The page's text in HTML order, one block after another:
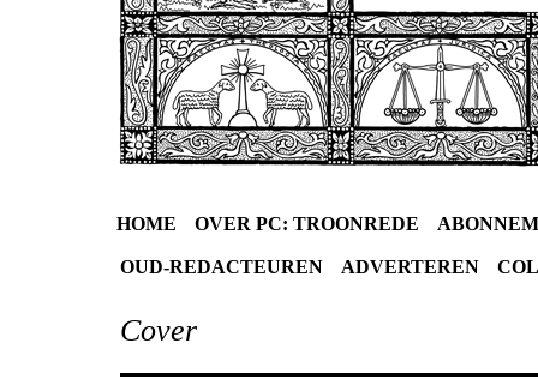
HOME OVER PC: TROONREDE
OUD-REDACTEUREN ADVERTEREN
Cover